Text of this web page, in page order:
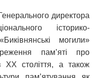
директора
історико-
могили»
пам’яті про
ХХ століття, а також